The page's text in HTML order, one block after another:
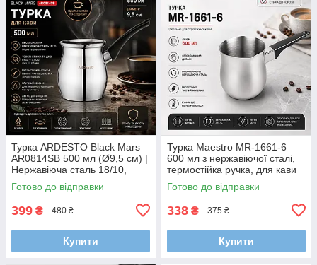
Турка ARDESTO Black Mars
AR0814SB 500 мл (Ø9,5 см) |
Нержавіюча сталь 18/10,
бакелітова ручка
Готово до відправки
399 ₴ 480 ₴
Купити
Турка Maestro MR-1661-6
600 мл з нержавіючої сталі,
термостійка ручка, для кави
Готово до відправки
338 ₴ 375 ₴
Купити